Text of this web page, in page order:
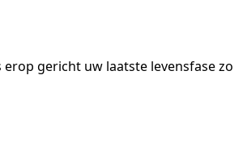
gericht uw laatste levensfase zo